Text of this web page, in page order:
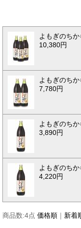
よもぎのち
10,380円
よもぎのち
7,780円
よもぎのちか
3,890円
よもぎのちか
4,220円
商品数:4点 価格順 ｜ 新着